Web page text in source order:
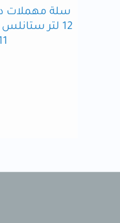
سلة مهملات
12 لتر